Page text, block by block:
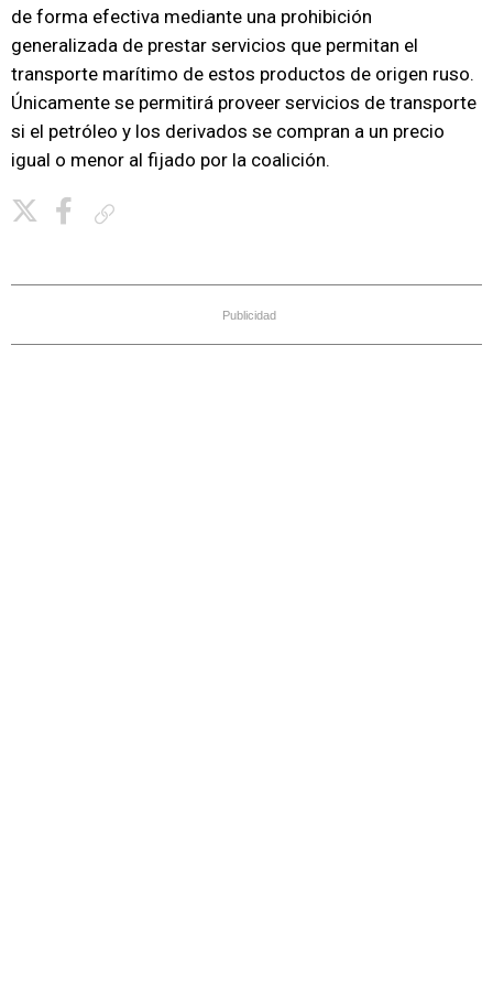
de forma efectiva mediante una prohibición
generalizada de prestar servicios que permitan el
transporte marítimo de estos productos de origen ruso.
Únicamente se permitirá proveer servicios de transporte
si el petróleo y los derivados se compran a un precio
igual o menor al fijado por la coalición.
Publicidad